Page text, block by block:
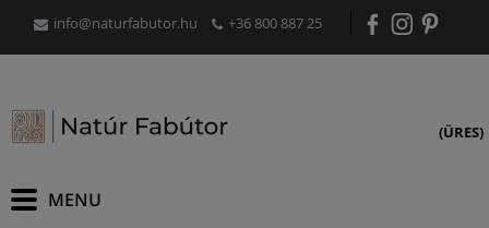
info@naturfabutor.hu +36 800 887 25
(ÜRES)